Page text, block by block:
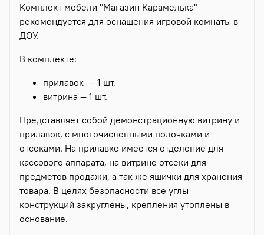
Комплект мебели "Магазин Карамелька"
рекомендуется для оснащения игровой комнаты в
ДОУ.
В комплекте:
прилавок — 1 шт,
витрина — 1 шт.
Представляет собой демонстрационную витрину и
прилавок, с многочисленными полочками и
отсеками. На прилавке имеется отделение для
кассового аппарата, на витрине отсеки для
предметов продажи, а так же ящички для хранения
товара. В целях безопасности все углы
конструкций закруглены, крепления утоплены в
основание.